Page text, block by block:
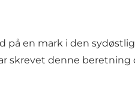
en mark i den
skrevet denne beretning